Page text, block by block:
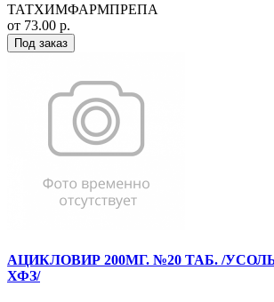
ТАТХИМФАРМПРЕПА
от 73.00 р.
Под заказ
АЦИКЛОВИР 200МГ. №20 ТАБ. /
ХФЗ/